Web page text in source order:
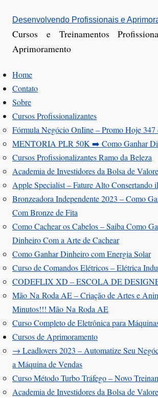
Ir
para
o
Desenvolvendo Profissionais e
Cursos e Treinamentos
Aprimoramento
Home
Contato
Sobre
Cursos Profissionalizantes
Fórmula Negócio OnIine – Promo Hoje 347
MENTORIA PLR 50K ➡️ Como Ganhar
Cursos Profissionalizantes Ramo da Beleza
Academia de Investidores da Bolsa de
Apple Specialist – Fature Alto Consertando
Bronzeadora Independente 2023 – Como
Com Bronze de Fita
Como Cachear os Cabelos – Saiba Como
Dinheiro Com a Arte de Cachear
Como Ganhar Dinheiro com Energia Solar
Curso de Comandos Elétricos – Elétrica
CODEFLIX XD – ESCOLA DE
Mão Na Roda AE – Criação de Artes e
Minutos!!! Mão Na Roda AE
Curso Completo de Eletrônica para
Cursos de Aprimoramento
→ Leadlovers 2023 – Automatize Seu
a Máquina de Vendas
Curso Método Turbo Tráfego – Novo
Academia de Investidores da Bolsa de